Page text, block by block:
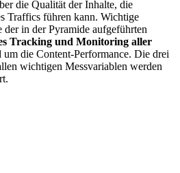
die Qualität der Inhalte, die
Traffics führen kann. Wichtige
in der Pyramide aufgeführten
Tracking und Monitoring aller
um die Content-Performance. Die drei
wichtigen Messvariablen werden